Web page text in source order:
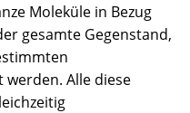
Moleküle in Bezug
gesamte Gegenstand,
werden. Alle diese